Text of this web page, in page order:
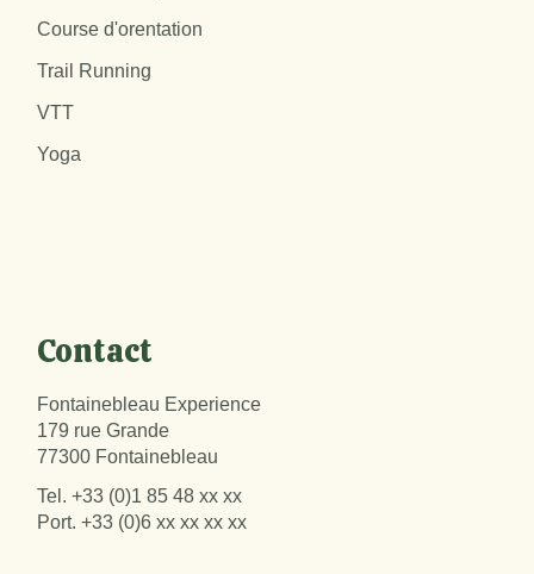
Course d'orentation
Trail Running
VTT
Yoga
Contact
Fontainebleau Experience
179 rue Grande
77300 Fontainebleau
Tel.+33 (0)1 85 48 xx xx
Port.+33 (0)6 xx xx xx xx